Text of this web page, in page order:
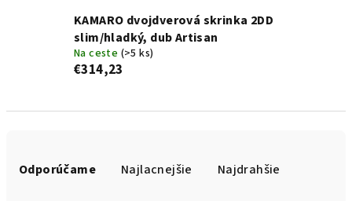
KAMARO dvojdverová skrinka 2DD
slim/hladký, dub Artisan
Na ceste (>5 ks)
€314,23
Odporúčame Najlacnejšie Najdrahšie